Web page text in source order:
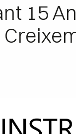
15